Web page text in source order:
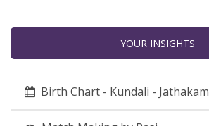
YOUR INSIGHTS
Birth Chart - Kundali - Jathakam